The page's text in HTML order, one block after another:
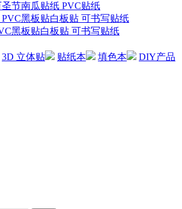
节南瓜贴纸 PVC贴纸
黑板贴白板贴 可书写贴纸
3D 立体贴 贴纸本 填色本 DIY产品